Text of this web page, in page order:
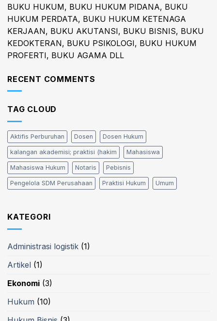
BUKU HUKUM, BUKU HUKUM PIDANA, BUKU
HUKUM PERDATA, BUKU HUKUM KETENAGA
KERJAAN, BUKU AKUTANSI, BUKU BISNIS, BUKU
KEDOKTERAN, BUKU PSIKOLOGI, BUKU HUKUM
PROFERTI, BUKU AGAMA DLL
RECENT COMMENTS
TAG CLOUD
Aktifis Perburuhan Dosen Dosen Hukum
kalangan akademisi; praktisi (hakim Mahasiswa
Mahasiswa Hukum Notaris Pebisnis
Pengelola SDM Perusahaan Praktisi Hukum Umum
KATEGORI
Administrasi logistik (1)
Artikel (1)
Ekonomi (3)
Hukum (10)